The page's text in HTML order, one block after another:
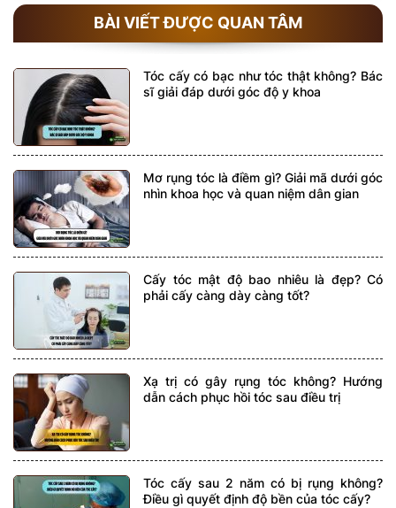
BÀI VIẾT ĐƯỢC QUAN TÂM
Tóc cấy có bạc như tóc thật không? Bác
sĩ giải đáp dưới góc độ y khoa
Mơ rụng tóc là điềm gì? Giải mã dưới góc
nhìn khoa học và quan niệm dân gian
Cấy tóc mật độ bao nhiêu là đẹp? Có
phải cấy càng dày càng tốt?
Xạ trị có gây rụng tóc không? Hướng
dẫn cách phục hồi tóc sau điều trị
Tóc cấy sau 2 năm có bị rụng không?
Điều gì quyết định độ bền của tóc cấy?